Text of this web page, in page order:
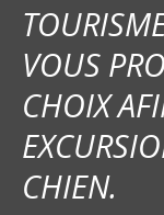
VOUS
CHOIX
CHIEN.